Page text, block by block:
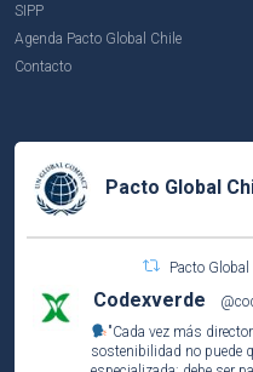
SIPP
Agenda Pacto Global Chile
Contacto
Pacto Global
Pacto
Codexverde
"Cada vez más
sostenibilidad no puede